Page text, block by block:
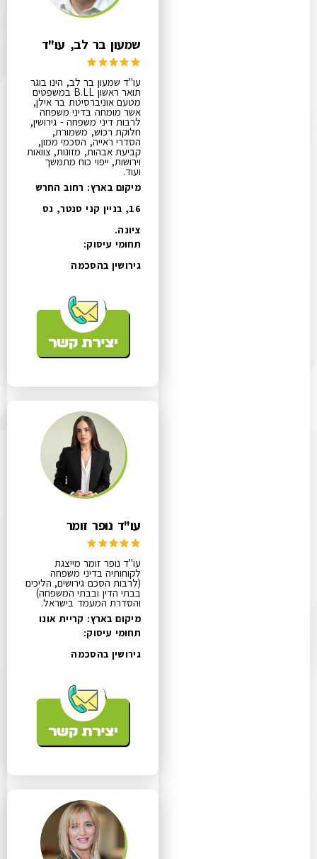
שמעון בר לב, עו"ד
עו"ד שמעון בר לב, הינו בוגר
תואר ראשון B.LL במשפטים
מטעם אוניברסיטת בר אילן,
אשר מומחה בדיני משפחה
לרבות דיני משפחה - גירושין,
חלוקת רכוש, משמורת,
הסדרי ראייה, הסכמי ממון,
קביעת אבהות, מזונות, צוואות
וירושות, ייפוי כוח מתמשך
ועוד.
מיקום בארץ: רחוב החרש
16, בניין קני סנטר, נס
ציונה.
תחומי עיסוק:
גירושין בהסכמה
עו"ד נופר זומר
עו"ד נופר זומר מייצגת
לקוחותיה בדיני משפחה
(לרבות הסכם גירושים, הליכים
בבתי הדין ובבתי המשפחה)
והסדרת המעמד בישראל.
מיקום בארץ: קריית אונו
תחומי עיסוק:
גירושין בהסכמה